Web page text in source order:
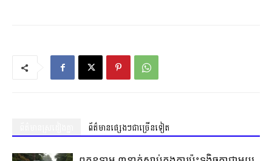
ព័ត៌មានផ្សេងៗជាច្រើនទៀត